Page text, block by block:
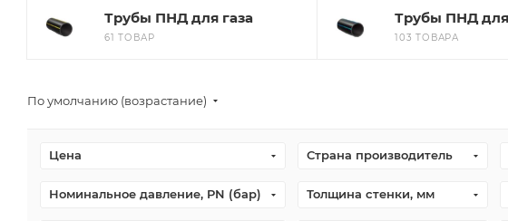
Трубы ПНД для газа
61 ТОВАР
Трубы ПНД
103 ТОВАРА
По умолчанию (возрастание)
Цена Страна производитель
Номинальное давление, PN (бар) Толщина стенки, мм